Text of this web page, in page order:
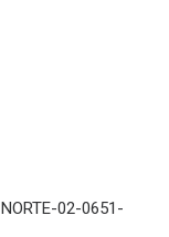
NORTE-02-0651-